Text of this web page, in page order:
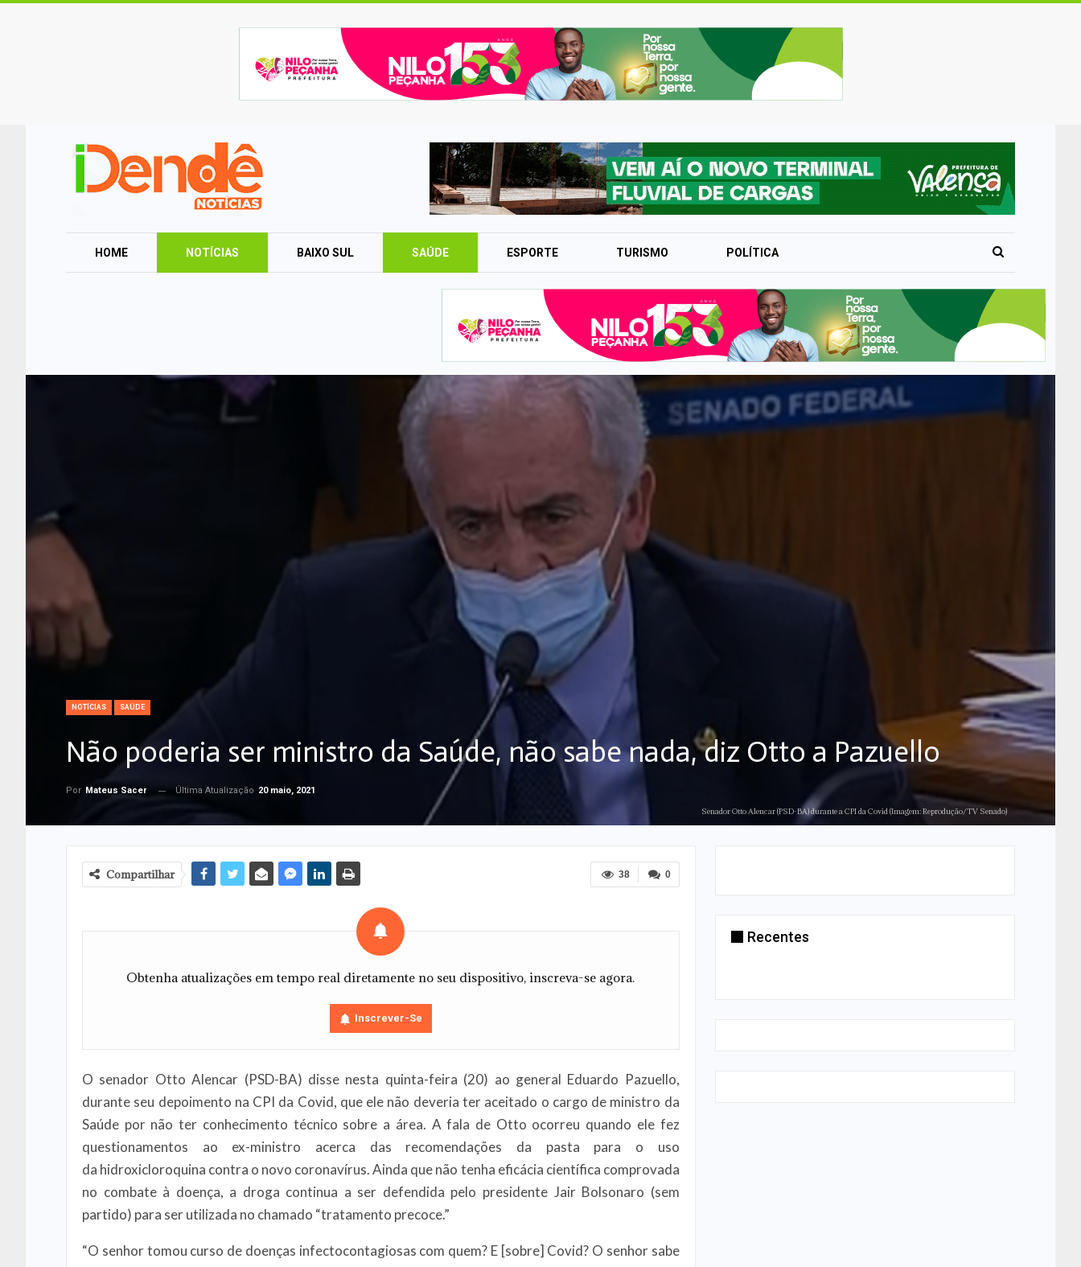
HOME NOTÍCIAS BAIXO SUL SAÚDE ESPORTE TURISMO POLÍTICA
NOTÍCIAS SAÚDE
Não poderia ser ministro da Saúde, não sabe nada, diz Otto a Pazuello
Por Mateus Sacer Última Atualização 20 maio, 2021
Senador Otto Alencar (PSD-BA) durante a CPI da Covid (Imagem: Reprodução/TV Senado)
0
38
Compartilhar
Obtenha atualizações em tempo real diretamente no seu dispositivo, inscreva-se agora.
Inscrever-Se
O senador Otto Alencar (PSD-BA) disse nesta quinta-feira (20) ao general Eduardo Pazuello,
durante seu depoimento na CPI da Covid, que ele não deveria ter aceitado o cargo de ministro da
Saúde por não ter conhecimento técnico sobre a área. A fala de Otto ocorreu quando ele fez
questionamentos ao ex-ministro acerca das recomendações da pasta para o uso
da hidroxicloroquina contra o novo coronavírus. Ainda que não tenha eficácia científica comprovada
no combate à doença, a droga continua a ser defendida pelo presidente Jair Bolsonaro (sem
partido) para ser utilizada no chamado “tratamento precoce.”
“O senhor tomou curso de doenças infectocontagiosas com quem? E [sobre] Covid? O senhor sabe
Recentes